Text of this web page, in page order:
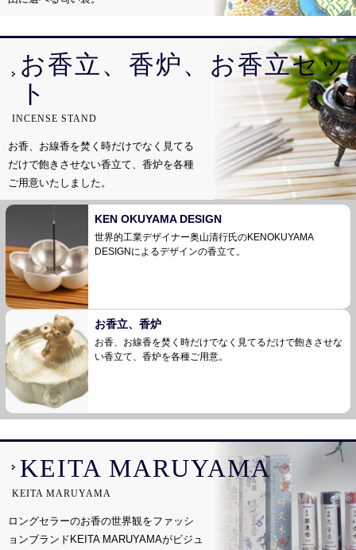
お香立、香炉、お香立セッ
ト
INCENSE STAND
お香、お線香を焚く時だけでなく見てる
だけで飽きさせない香立て、香炉を各種
ご用意いたしました。
KEN OKUYAMA DESIGN
世界的工業デザイナー奥山清行氏のKENOKUYAMA
DESIGNによるデザインの香立て。
お香立、香炉
お香、お線香を焚く時だけでなく見てるだけで飽きさせな
い香立て、香炉を各種ご用意。
KEITA MARUYAMA
KEITA MARUYAMA
ロングセラーのお香の世界観をファッシ
ョンブランドKEITA MARUYAMAがビジュ